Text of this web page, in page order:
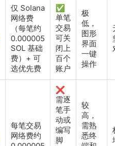
仅 Solana
网络费
（每笔约
0.000005
SOL 基础
费）+ 可
选优先费
✅
单笔
交易
可关
闭上
百个
账户
极
低，
图形
界面
一键
操作
每笔交易
网络费约
❌
需逐
笔手
动或
编写
脚
较
高，
需熟
悉终